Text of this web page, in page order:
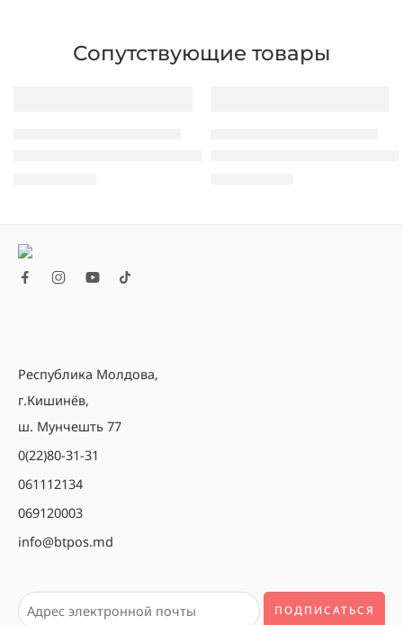
Сопутствующие товары
Республика Молдова,
г.Кишинёв,
ш. Мунчешть 77
0(22)80-31-31
061112134
069120003
info@btpos.md